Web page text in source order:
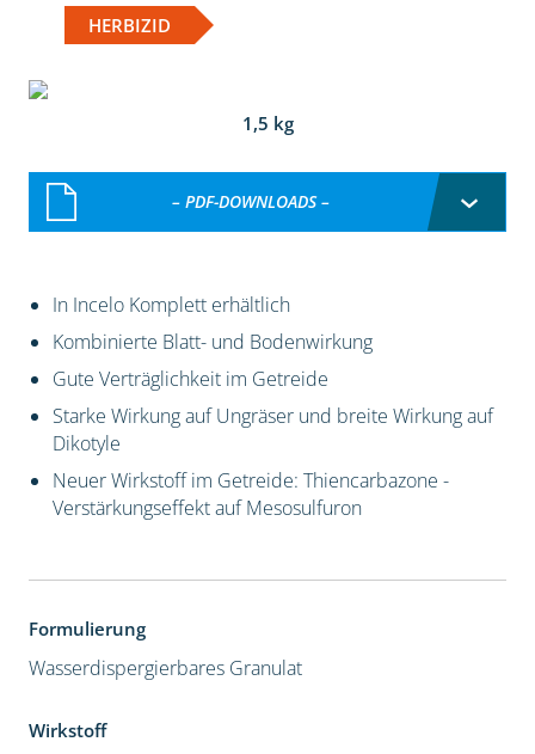
HERBIZID
1,5 kg
– PDF-DOWNLOADS –
In Incelo Komplett erhältlich
Kombinierte Blatt- und Bodenwirkung
Gute Verträglichkeit im Getreide
Starke Wirkung auf Ungräser und breite Wirkung auf
Dikotyle
Neuer Wirkstoff im Getreide: Thiencarbazone -
Verstärkungseffekt auf Mesosulfuron
Formulierung
Wasserdispergierbares Granulat
Wirkstoff